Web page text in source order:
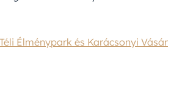
Élménypark és Karácsonyi Vásár